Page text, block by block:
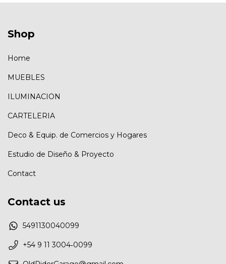
Shop
Home
MUEBLES
ILUMINACION
CARTELERIA
Deco & Equip. de Comercios у Hogares
Estudio de Diseño & Proyecto
Contact
Contact us
5491130040099
‪+54 9 11 3004‑0099‬